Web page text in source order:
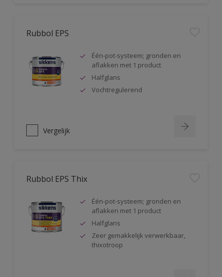
Rubbol EPS
Één-pot-systeem; gronden en
aflakken met 1 product
Halfglans
Vochtregulerend
Vergelijk
Rubbol EPS Thix
Één-pot-systeem; gronden en
aflakken met 1 product
Halfglans
Zeer gemakkelijk verwerkbaar,
thixotroop